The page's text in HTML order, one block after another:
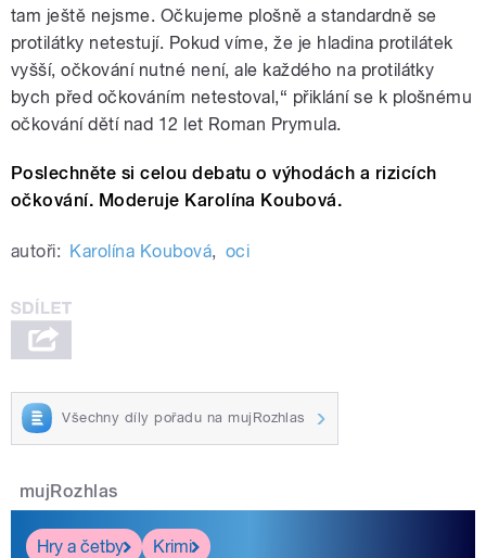
tam ještě nejsme. Očkujeme plošně a standardně se
protilátky netestují. Pokud víme, že je hladina protilátek
vyšší, očkování nutné není, ale každého na protilátky
bych před očkováním netestoval,“ přiklání se k plošnému
očkování dětí nad 12 let Roman Prymula.
Poslechněte si celou debatu o výhodách a rizicích
očkování. Moderuje Karolína Koubová.
autoři: Karolína Koubová, oci
Všechny díly pořadu na mujRozhlas
mujRozhlas
Hry a četby
Krimi